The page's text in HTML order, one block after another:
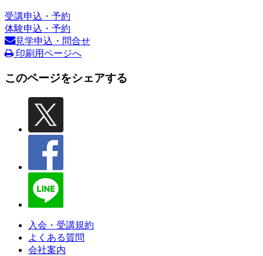
受講申込・予約
体験申込・予約
見学申込・問合せ
印刷用ページへ
このページをシェアする
入会・受講規約
よくある質問
会社案内